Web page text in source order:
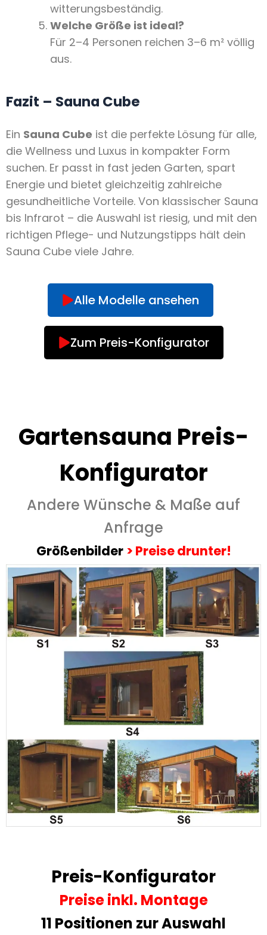
witterungsbeständig.
Welche Größe ist ideal?
Für 2–4 Personen reichen 3–6 m² völlig
aus.
Fazit – Sauna Cube
Ein Sauna Cube ist die perfekte Lösung für alle,
die Wellness und Luxus in kompakter Form
suchen. Er passt in fast jeden Garten, spart
Energie und bietet gleichzeitig zahlreiche
gesundheitliche Vorteile. Von klassischer Sauna
bis Infrarot – die Auswahl ist riesig, und mit den
richtigen Pflege- und Nutzungstipps hält dein
Sauna Cube viele Jahre.
Alle Modelle ansehen
Zum Preis-Konfigurator
Gartensauna Preis-
Konfigurator
Andere Wünsche & Maße auf
Anfrage
Größenbilder > Preise drunter!
Preis-Konfigurator
Preiseinkl. Montage
11 Positionen zur Auswahl